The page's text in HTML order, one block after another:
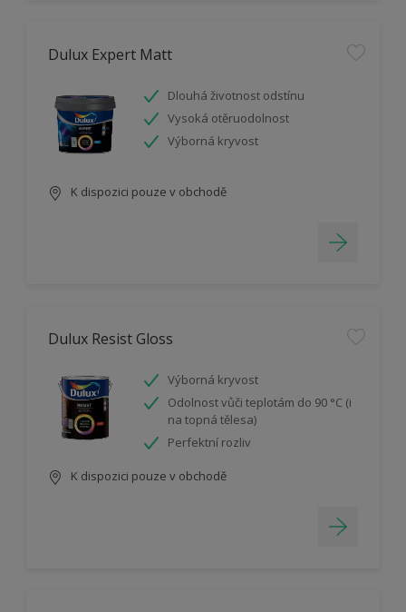
Dulux Expert Matt
Dlouhá životnost odstínu
Vysoká otěruodolnost
Výborná kryvost
K dispozici pouze v obchodě
Dulux Resist Gloss
Výborná kryvost
Odolnost vůči teplotám do 90 °C (i
na topná tělesa)
Perfektní rozliv
K dispozici pouze v obchodě